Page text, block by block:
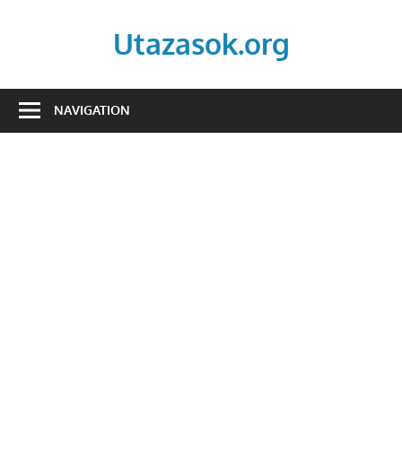
Utazasok.org
NAVIGATION